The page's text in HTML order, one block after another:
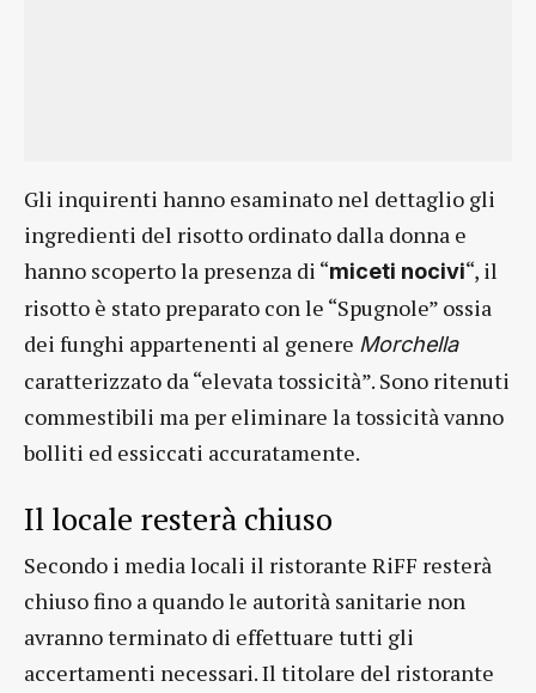
Gli inquirenti hanno esaminato nel dettaglio gli
ingredienti del risotto ordinato dalla donna e
hanno scoperto la presenza di “miceti nocivi“, il
risotto è stato preparato con le “Spugnole” ossia
dei funghi appartenenti al genere Morchella
caratterizzato da “elevata tossicità”. Sono ritenuti
commestibili ma per eliminare la tossicità vanno
bolliti ed essiccati accuratamente.
Il locale resterà chiuso
Secondo i media locali il ristorante RiFF resterà
chiuso fino a quando le autorità sanitarie non
avranno terminato di effettuare tutti gli
accertamenti necessari. Il titolare del ristorante